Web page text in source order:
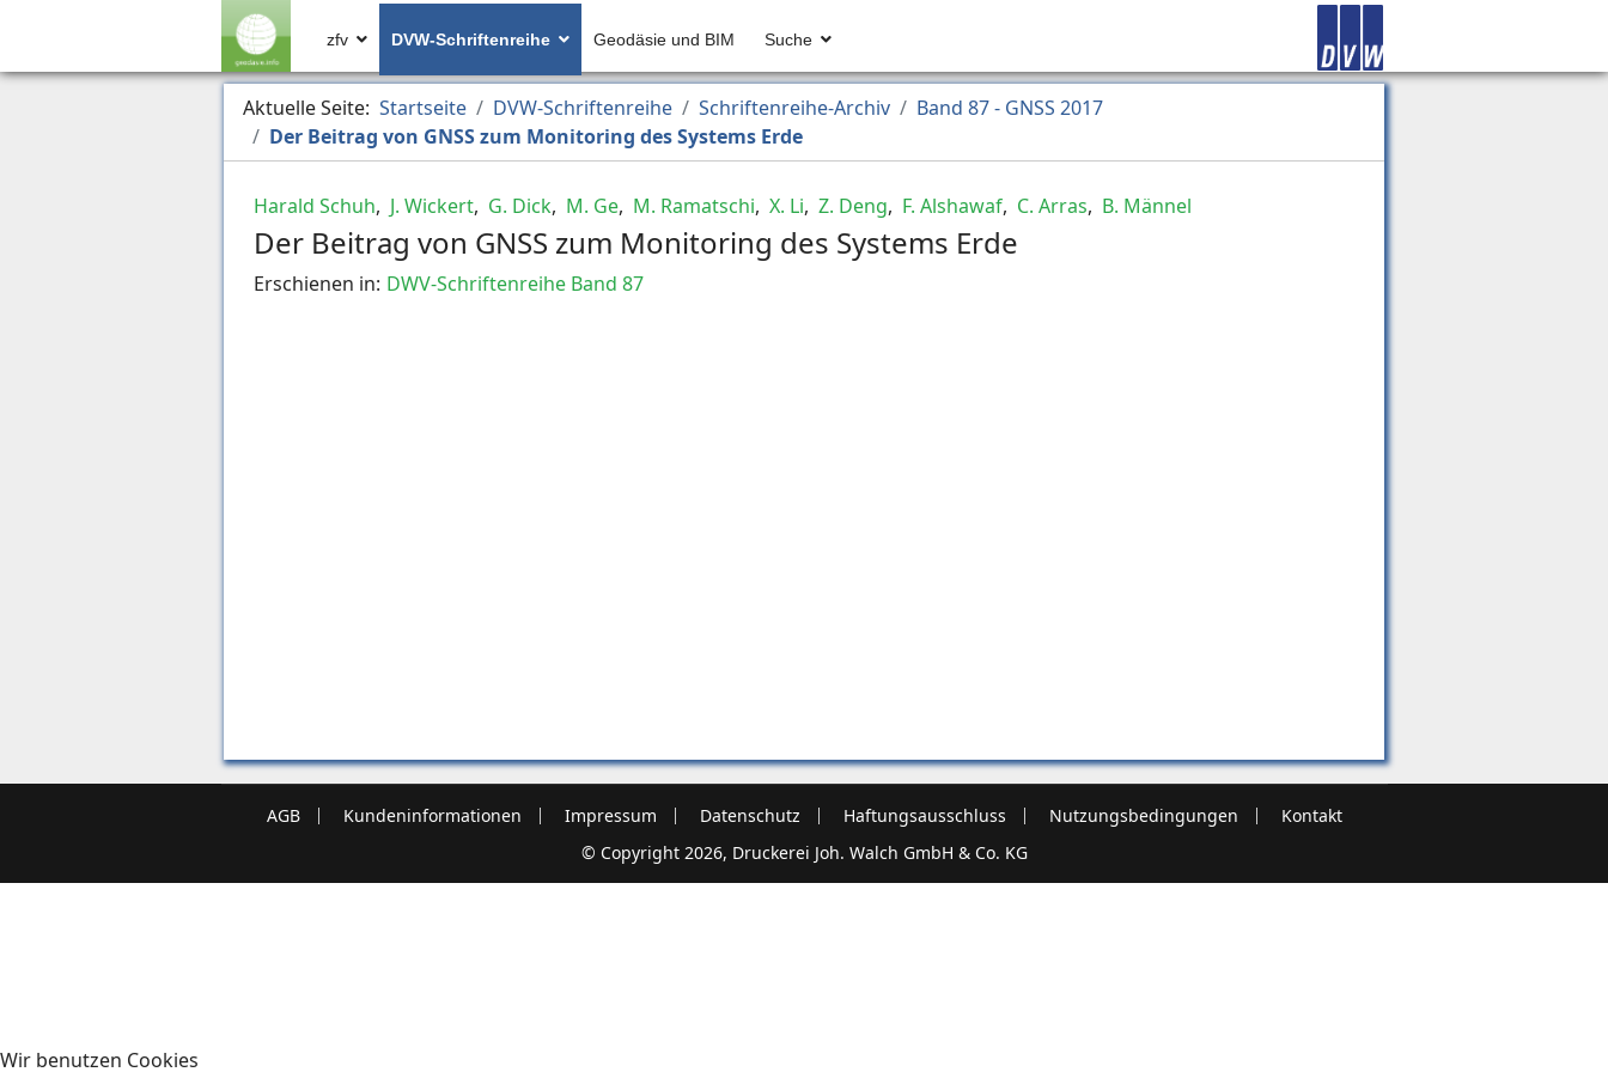
zfv DVW-Schriftenreihe Geodäsie und BIM Suche
Aktuelle Seite: Startseite DVW-Schriftenreihe Schriftenreihe-Archiv
Band 87 - GNSS 2017
Der Beitrag von GNSS zum Monitoring des Systems Erde
Harald Schuh, J. Wickert, G. Dick, M. Ge, M. Ramatschi, X. Li, Z. Deng, F. Alshawaf, C. Arras, B. Männel
Der Beitrag von GNSS zum Monitoring des Systems Erde
Erschienen in: DWV-Schriftenreihe Band 87
AGB Kundeninformationen Impressum Datenschutz Haftungsausschluss Nutzungsbedingungen
Kontakt
© Copyright 2026, Druckerei Joh. Walch GmbH & Co. KG
Wir benutzen Cookies